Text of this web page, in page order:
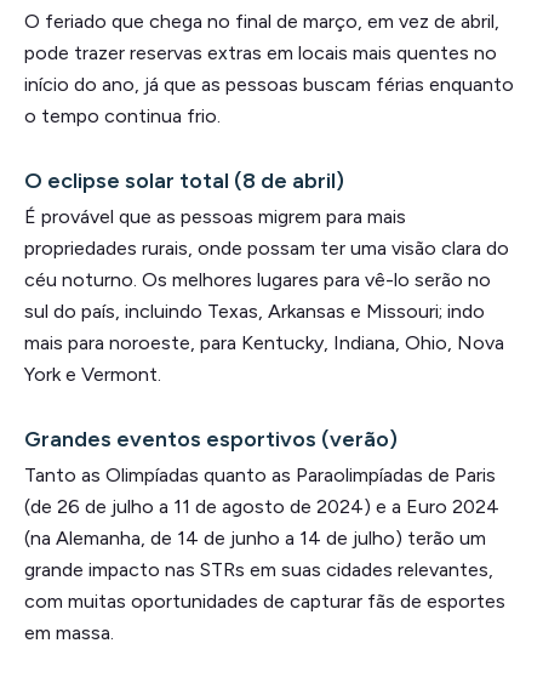
O feriado que chega no final de março, em vez de abril,
pode trazer reservas extras em locais mais quentes no
início do ano, já que as pessoas buscam férias enquanto
o tempo continua frio.
O eclipse solar total (8 de abril)
É provável que as pessoas migrem para mais
propriedades rurais, onde possam ter uma visão clara do
céu noturno. Os melhores lugares para vê-lo serão no
sul do país, incluindo Texas, Arkansas e Missouri; indo
mais para noroeste, para Kentucky, Indiana, Ohio, Nova
York e Vermont.
Grandes eventos esportivos (verão)
Tanto as Olimpíadas quanto as Paraolimpíadas de Paris
(de 26 de julho a 11 de agosto de 2024) e a Euro 2024
(na Alemanha, de 14 de junho a 14 de julho) terão um
grande impacto nas STRs em suas cidades relevantes,
com muitas oportunidades de capturar fãs de esportes
em massa.